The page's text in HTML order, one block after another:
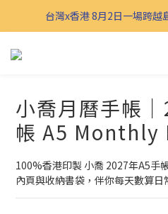
台灣x香港 8月2日一場跨越
小喬月曆手帳
帳 A5
100%香港印製 小喬 2027年A5手
內頁與收納書袋，伴你每天數算日